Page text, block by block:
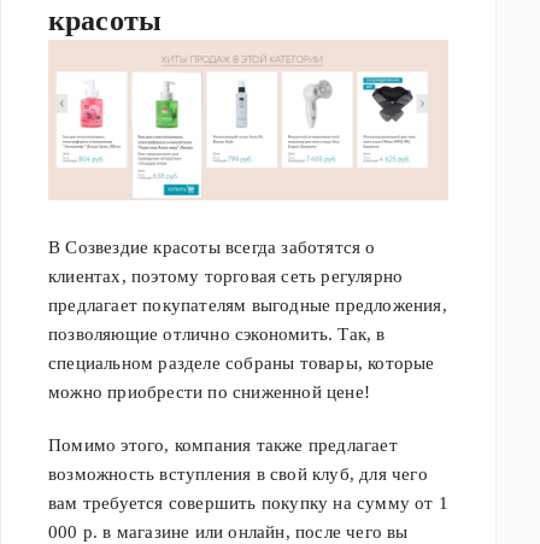
красоты
В Созвездие красоты всегда заботятся о
клиентах, поэтому торговая сеть регулярно
предлагает покупателям выгодные предложения,
позволяющие отлично сэкономить. Так, в
специальном разделе собраны товары, которые
можно приобрести по сниженной цене!
Помимо этого, компания также предлагает
возможность вступления в свой клуб, для чего
вам требуется совершить покупку на сумму от 1
000 р. в магазине или онлайн, после чего вы